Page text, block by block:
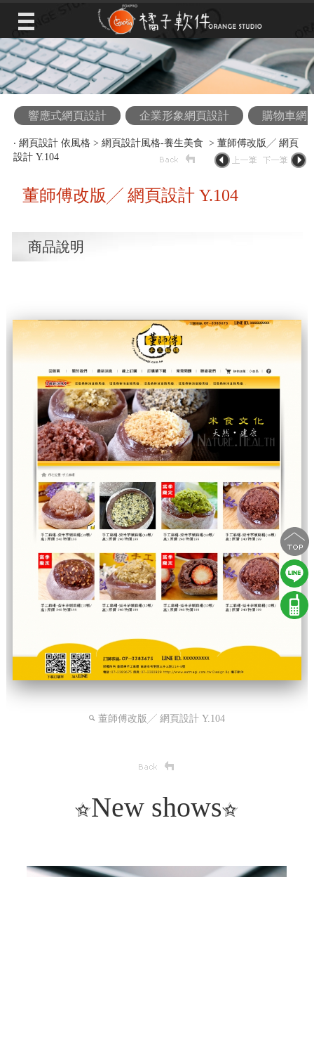
響應式網頁設計 企業形象網頁設計 購物車網
‧ 網頁設計 依風格> 網頁設計風格-養生美食 > 董師傅改版╱ 網頁
設計 Y.104
董師傅改版╱ 網頁設計 Y.104
商品說明
董師傅改版╱ 網頁設計 Y.104
New shows